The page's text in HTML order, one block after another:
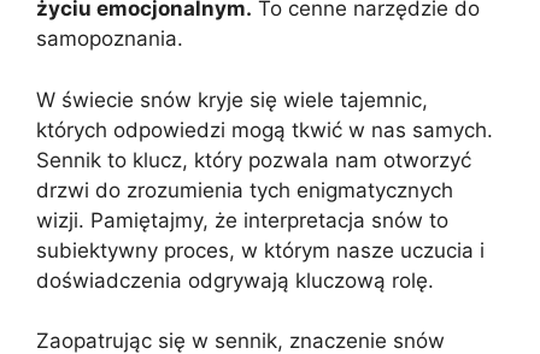
życiu emocjonalnym. To cenne narzędzie do
samopoznania.
W świecie snów kryje się wiele tajemnic,
których odpowiedzi mogą tkwić w nas samych.
Sennik to klucz, który pozwala nam otworzyć
drzwi do zrozumienia tych enigmatycznych
wizji. Pamiętajmy, że interpretacja snów to
subiektywny proces, w którym nasze uczucia i
doświadczenia odgrywają kluczową rolę.
Zaopatrując się w sennik, znaczenie snów